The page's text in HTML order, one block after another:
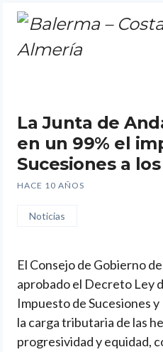
Continuar
La Junta de
en un 99% el
Sucesiones a
HACE 10 AÑOS
Noticias
El Consejo de Gobierno
aprobado el Decreto Ley
Impuesto de Sucesiones
la carga tributaria de las
progresividad y equidad,